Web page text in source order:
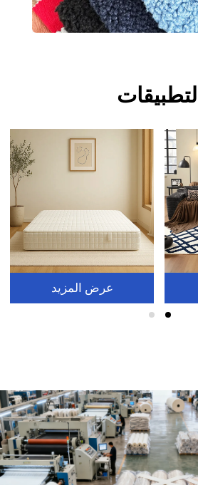
التطبيقات
عرض المزيد